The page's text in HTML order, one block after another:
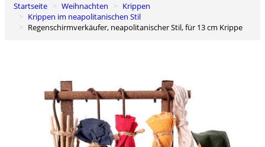
0
Warenkorb
Startseite Weihnachten
Krippen
Krippen im neapolitanischen Stil
Regenschirmverkäufer, neapolitanischer Stil, für 13 cm Krippe